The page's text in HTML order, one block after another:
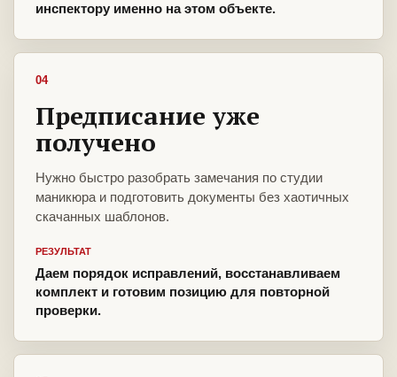
инспектору именно на этом объекте.
04
Предписание уже
получено
Нужно быстро разобрать замечания по студии
маникюра и подготовить документы без хаотичных
скачанных шаблонов.
РЕЗУЛЬТАТ
Даем порядок исправлений, восстанавливаем
комплект и готовим позицию для повторной
проверки.